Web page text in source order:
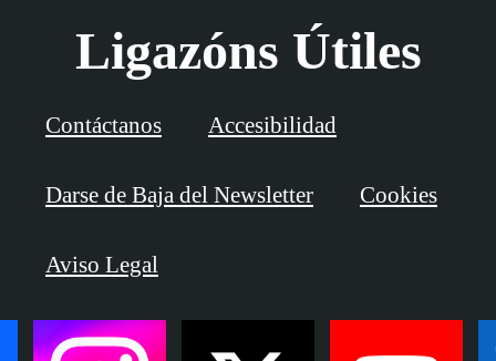
Ligazóns Útiles
Contáctanos Accesibilidad
Darse de Baja del Newsletter Cookies
Aviso Legal